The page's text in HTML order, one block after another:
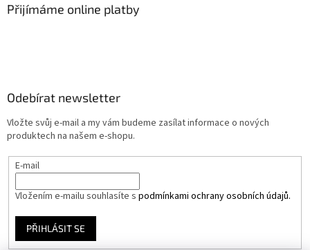
Přijímáme online platby
Odebírat newsletter
Vložte svůj e-mail a my vám budeme zasílat informace o nových
produktech na našem e-shopu.
E-mail
Vložením e-mailu souhlasíte s podmínkami ochrany osobních údajů.
PŘIHLÁSIT SE